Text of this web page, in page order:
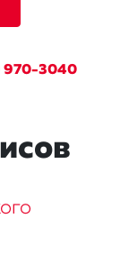
970-3040